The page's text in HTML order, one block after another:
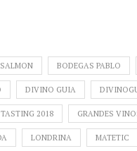
BODEGAS PABLO
DIVINO GUIA
2018 GRANDES
LONDRINA MATETIC